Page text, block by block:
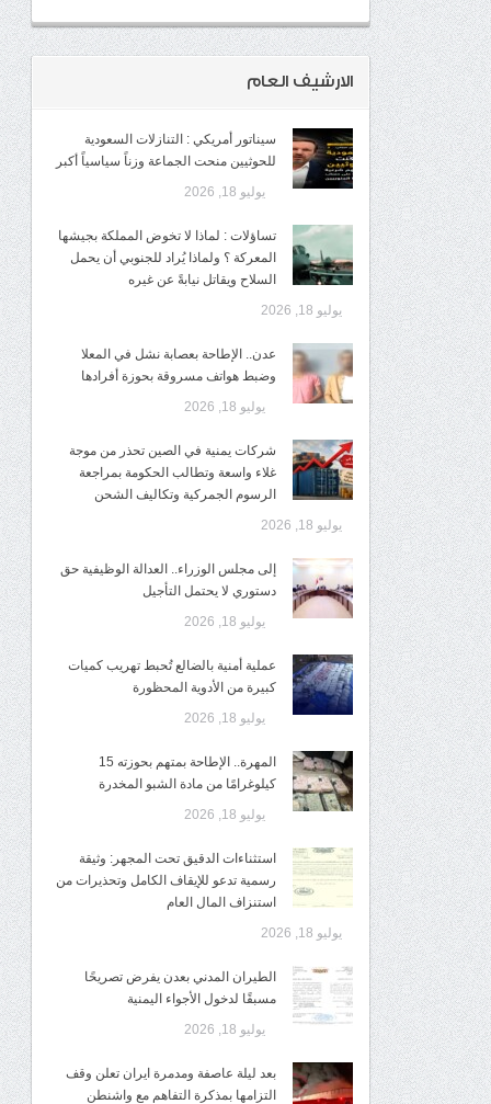
الارشيف العام
سيناتور أمريكي : التنازلات السعودية
للحوثيين منحت الجماعة وزناً سياسياً أكبر
يوليو 18, 2026
تساؤلات : لماذا لا تخوض المملكة بجيشها
المعركة ؟ ولماذا يُراد للجنوبي أن يحمل
السلاح ويقاتل نيابةً عن غيره
يوليو 18, 2026
عدن.. الإطاحة بعصابة نشل في المعلا
وضبط هواتف مسروقة بحوزة أفرادها
يوليو 18, 2026
شركات يمنية في الصين تحذر من موجة
غلاء واسعة وتطالب الحكومة بمراجعة
الرسوم الجمركية وتكاليف الشحن
يوليو 18, 2026
إلى مجلس الوزراء.. العدالة الوظيفية حق
دستوري لا يحتمل التأجيل
يوليو 18, 2026
عملية أمنية بالضالع تُحبط تهريب كميات
كبيرة من الأدوية المحظورة
يوليو 18, 2026
المهرة.. الإطاحة بمتهم بحوزته 15
كيلوغرامًا من مادة الشبو المخدرة
يوليو 18, 2026
استثناءات الدقيق تحت المجهر: وثيقة
رسمية تدعو للإيقاف الكامل وتحذيرات من
استنزاف المال العام
يوليو 18, 2026
الطيران المدني بعدن يفرض تصريحًا
مسبقًا لدخول الأجواء اليمنية
يوليو 18, 2026
بعد ليلة عاصفة ومدمرة ايران تعلن وقف
التزامها بمذكرة التفاهم مع واشنطن